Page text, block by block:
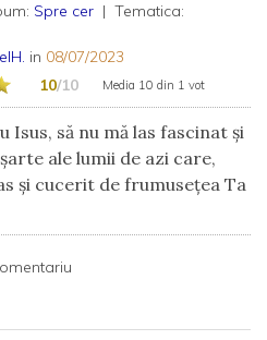
Spre cer | Tematica:
in 08/07/2023
10/10 Media 10 din 1 vot
Isus, să nu mă las fascinat și
ale lumii de azi care,
și cucerit de frumusețea Ta